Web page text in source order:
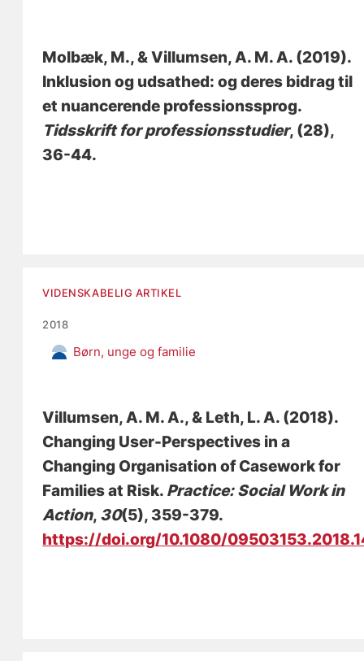
Molbæk, M., & Villumsen, A. M. A. (2019).
Inklusion og udsathed: og deres bidrag til
et nuancerende professionssprog.
Tidsskrift for professionsstudier, (28),
36-44.
VIDENSKABELIG ARTIKEL
2018
Børn, unge og familie
Villumsen, A. M. A., & Leth, L. A. (2018).
Changing User-Perspectives in a
Changing Organisation of Casework for
Families at Risk. Practice: Social Work in
Action, 30(5), 359-379.
https://doi.org/10.1080/